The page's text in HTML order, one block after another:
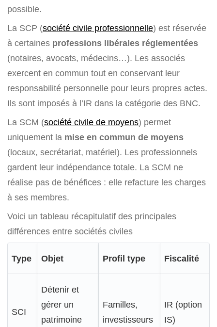
possible.
La SCP (société civile professionnelle) est réservée
à certaines professions libérales réglementées
(notaires, avocats, médecins…). Les associés
exercent en commun tout en conservant leur
responsabilité personnelle pour leurs propres actes.
Ils sont imposés à l’IR dans la catégorie des BNC.
La SCM (société civile de moyens) permet
uniquement la mise en commun de moyens
(locaux, secrétariat, matériel). Les professionnels
gardent leur indépendance totale. La SCM ne
réalise pas de bénéfices : elle refacture les charges
à ses membres.
Voici un tableau récapitulatif des principales
différences entre sociétés civiles
Type Objet Profil type Fiscalité
SCI
Détenir et
gérer un
patrimoine
Familles,
investisseurs
IR (option
IS)